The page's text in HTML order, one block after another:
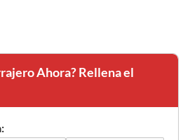
Ahora? Rellena el